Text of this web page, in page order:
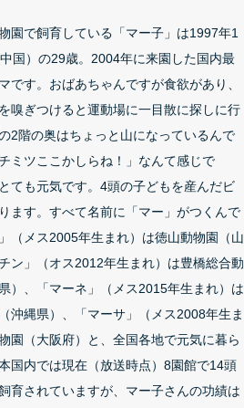
園で飼育している「マー子」は1997年1
国）の29歳。2004年に来園した国内最
です。おばあちゃんですが食欲があり、
嗅ぎつけると運動場に一目散に探しに行
2階の奥はちょっと山になっているんで
ミツここかしらね！」なんて感じで
ても元気です。4頭の子どもを産んだビ
ます。すべて名前に「マー」がつくんで
（メス2005年生まれ）は徳山動物園（山
ン」（オス2012年生まれ）は豊橋総合動
）、「マーネ」（メス2015年生まれ）は
沖縄県）、「マーサ」（メス2008年生ま
園（大阪府）と、全国各地で元気に暮ら
国内では現在（放送時点）8園館で14頭
育されていますが、マー子さんの功績は